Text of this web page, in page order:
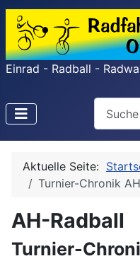
Einrad - Radball -
Search
Type 2
Aktuelle Seite:
Turnier-Chronik
AH-Radball
Turnier-